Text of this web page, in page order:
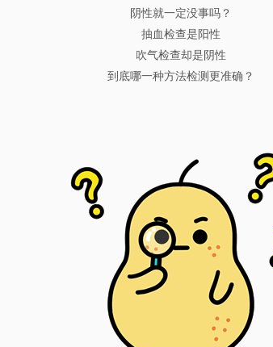
阴性就一定没事吗？
抽血检查是阳性
吹气检查却是阴性
到底哪一种方法检测更准确？